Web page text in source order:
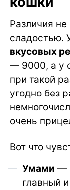
Различия
сладостью.
вкусовых
— 9000, а у
при такой
угодно без
очень
Вот что
Умами —
главный